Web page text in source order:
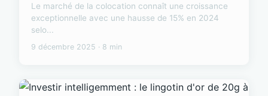
Le marché de la colocation connaît une croissance
exceptionnelle avec une hausse de 15% en 2024
selo...
9 décembre 2025 · 8 min